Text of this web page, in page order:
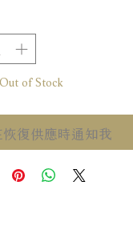
of Stock
復供應時通知我